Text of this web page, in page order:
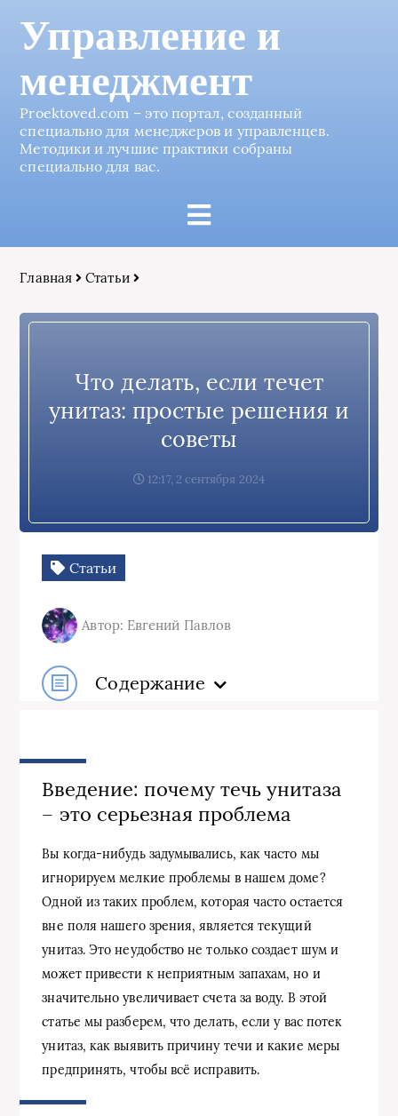
Управление и
менеджмент
Proektoved.com – это портал, созданный
специально для менеджеров и управленцев.
Методики и лучшие практики собраны
специально для вас.
Главная Статьи
Что делать, если течет
унитаз: простые решения и
советы
12:17, 2 сентября 2024
Статьи
Автор: Евгений Павлов
Содержание
Введение: почему течь унитаза
– это серьезная проблема
Вы когда-нибудь задумывались, как часто мы
игнорируем мелкие проблемы в нашем доме?
Одной из таких проблем, которая часто остается
вне поля нашего зрения, является текущий
унитаз. Это неудобство не только создает шум и
может привести к неприятным запахам, но и
значительно увеличивает счета за воду. В этой
статье мы разберем, что делать, если у вас потек
унитаз, как выявить причину течи и какие меры
предпринять, чтобы всё исправить.